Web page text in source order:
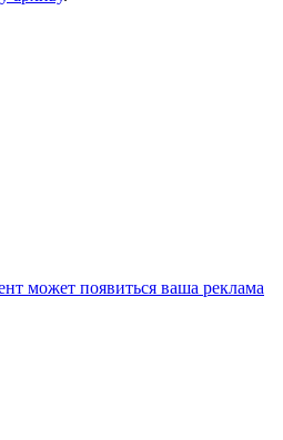
может появиться ваша реклама